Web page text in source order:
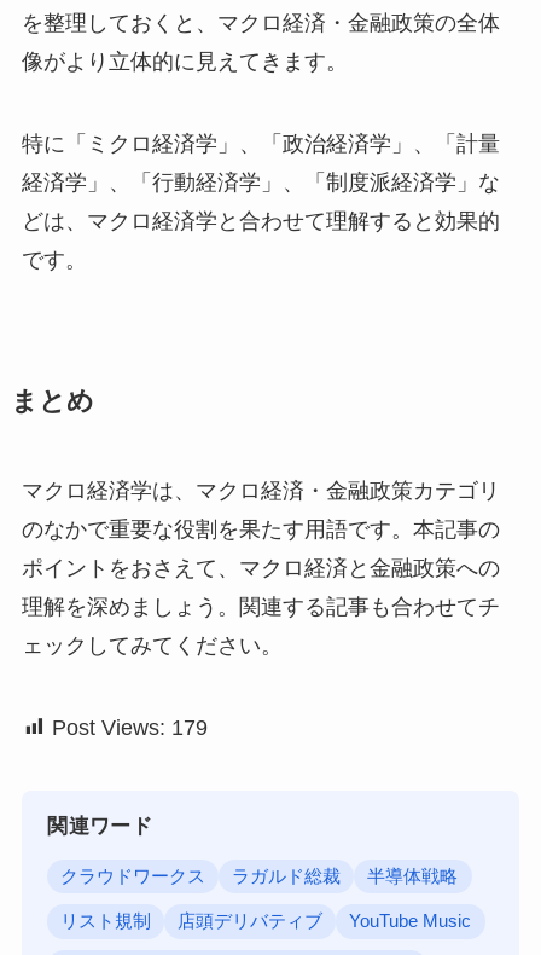
を整理しておくと、マクロ経済・金融政策の全体
像がより立体的に見えてきます。
特に「ミクロ経済学」、「政治経済学」、「計量
経済学」、「行動経済学」、「制度派経済学」な
どは、マクロ経済学と合わせて理解すると効果的
です。
まとめ
マクロ経済学は、マクロ経済・金融政策カテゴリ
のなかで重要な役割を果たす用語です。本記事の
ポイントをおさえて、マクロ経済と金融政策への
理解を深めましょう。関連する記事も合わせてチ
ェックしてみてください。
Post Views: 179
関連ワード
クラウドワークス ラガルド総裁 半導体戦略
リスト規制 店頭デリバティブ YouTube Music